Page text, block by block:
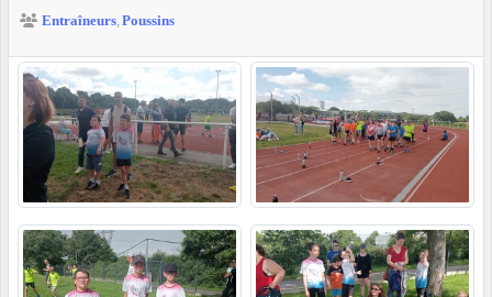
Entraîneurs Poussins